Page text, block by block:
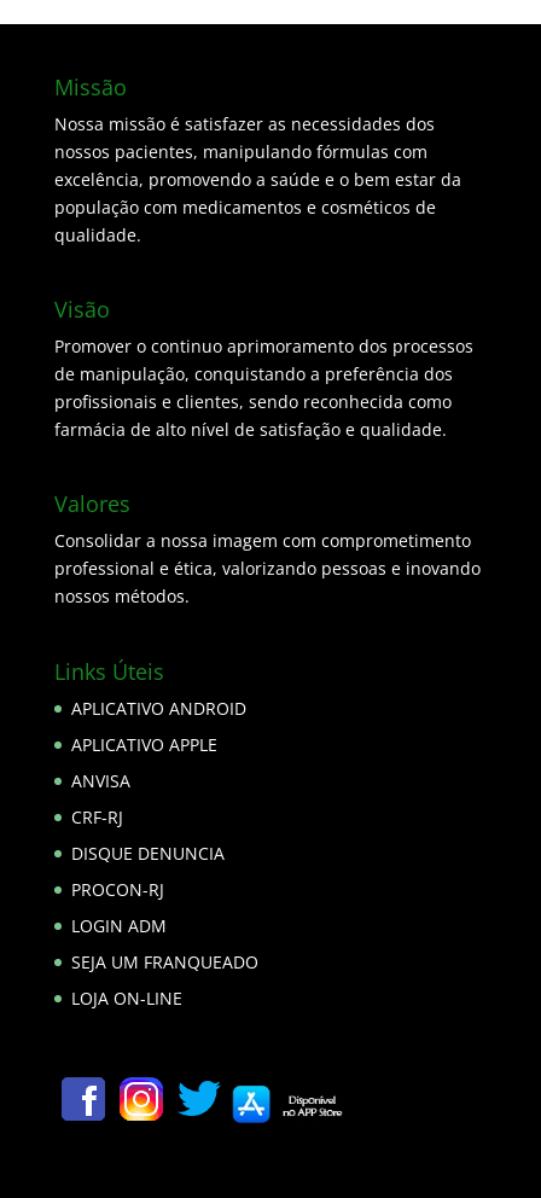
Missão
Nossa missão é satisfazer as necessidades dos
nossos pacientes, manipulando fórmulas com
excelência, promovendo a saúde e o bem estar da
população com medicamentos e cosméticos de
qualidade.
Visão
Promover o continuo aprimoramento dos processos
de manipulação, conquistando a preferência dos
profissionais e clientes, sendo reconhecida como
farmácia de alto nível de satisfação e qualidade.
Valores
Consolidar a nossa imagem com comprometimento
professional e ética, valorizando pessoas e inovando
nossos métodos.
Links Úteis
APLICATIVO ANDROID
APLICATIVO APPLE
ANVISA
CRF-RJ
DISQUE DENUNCIA
PROCON-RJ
LOGIN ADM
SEJA UM FRANQUEADO
LOJA ON-LINE